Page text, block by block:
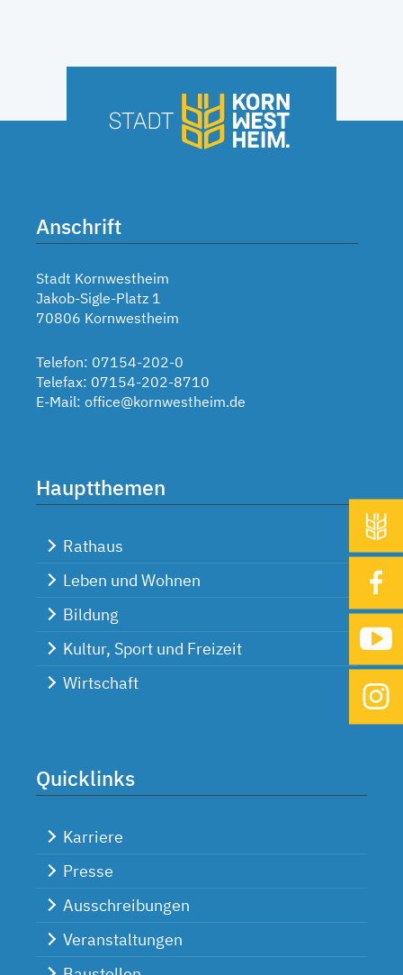
Anschrift
Stadt Kornwestheim
Jakob-Sigle-Platz 1
70806 Kornwestheim
Telefon: 07154-202-0
Telefax: 07154-202-8710
E-Mail: office@kornwestheim.de
Hauptthemen
Rathaus
Leben und Wohnen
Bildung
Kultur, Sport und Freizeit
Wirtschaft
Quicklinks
Karriere
Presse
Ausschreibungen
Veranstaltungen